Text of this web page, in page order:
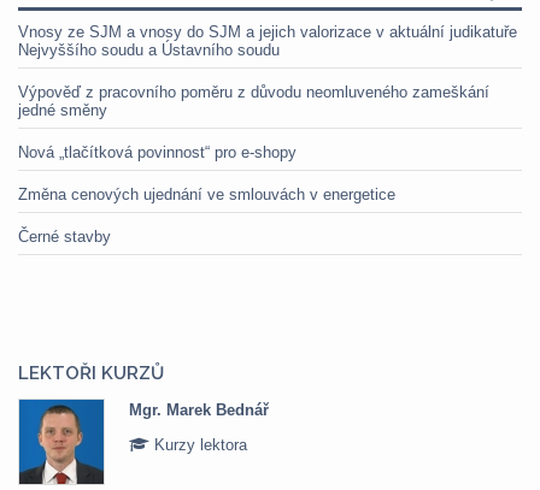
Vnosy ze SJM a vnosy do SJM a jejich valorizace v aktuální judikatuře
Nejvyššího soudu a Ústavního soudu
Výpověď z pracovního poměru z důvodu neomluveného zameškání
jedné směny
Nová „tlačítková povinnost“ pro e-shopy
Změna cenových ujednání ve smlouvách v energetice
Černé stavby
LEKTOŘI KURZŮ
Mgr. Marek Bednář
Kurzy lektora